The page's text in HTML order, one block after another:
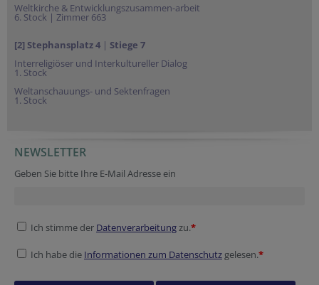
Weltkirche & Entwicklungszusammen-arbeit
6. Stock | Zimmer 663
[2] Stephansplatz 4 | Stiege 7
Interreligiöser und Interkultureller Dialog
1. Stock
Weltanschauungs- und Sektenfragen
1. Stock
Fax
Secondary phone
Company website
NEWSLETTER
Geben Sie bitte Ihre E-Mail Adresse ein
Ich stimme der Datenverarbeitungzu.*
Ich habe die Informationen zum Datenschutz gelesen.*